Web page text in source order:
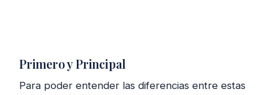
Primero y Principal
Para poder entender las diferencias entre estas